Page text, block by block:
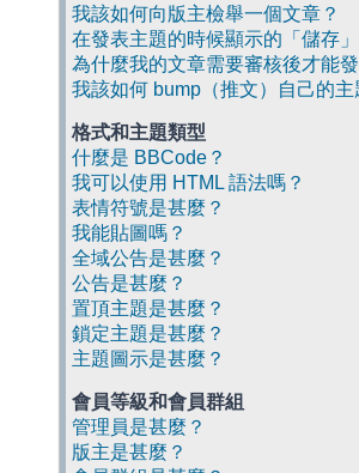
我該如何向版主檢舉一個文章？
在發表主題的時候顯示的「儲存
為什麼我的文章需要審核後才能發
我該如何 bump（推文）自己的主
格式和主題類型
什麼是 BBCode？
我可以使用 HTML 語法嗎？
表情符號是甚麼？
我能貼圖嗎？
全域公告是甚麼？
公告是甚麼？
置頂主題是甚麼？
鎖定主題是甚麼？
主題圖示是甚麼？
會員等級和會員群組
管理員是甚麼？
版主是甚麼？